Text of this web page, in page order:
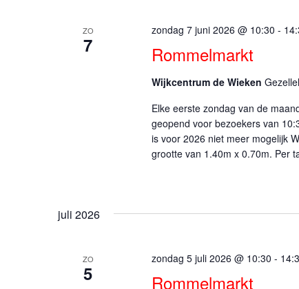
ZO
7 Rommelmarkt
zondag 7 juni 2026 @ 10:30 -
Wijkcentrum de Wieken
Elke eerste zondag van de
geopend voor bezoekers van
is voor 2026 niet meer mogelijk
grootte van 1.40m x 0.70m. Per
juli 2026
ZO
5 Rommelmarkt
zondag 5 juli 2026 @ 10:30 -